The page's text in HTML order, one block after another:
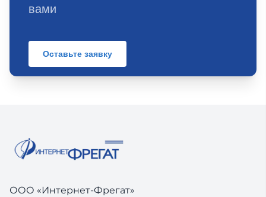
вами
Оставьте заявку
ООО «Интернет-Фрегат»